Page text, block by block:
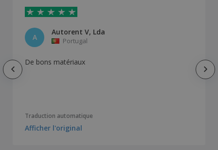
A
Autorent V, Lda
Portugal
De bons matériaux
Traduction automatique
Afficher l'original